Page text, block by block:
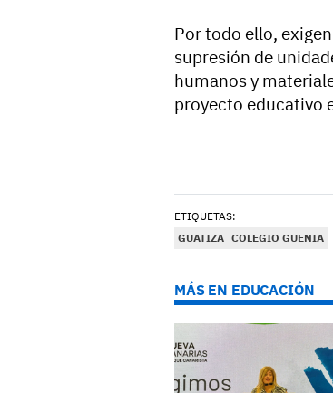
Por todo ello,
supresión de
humanos y
proyecto educativo
ETIQUETAS:
GUATIZA COLEGIO GUENIA
MÁS EN EDUCACIÓN